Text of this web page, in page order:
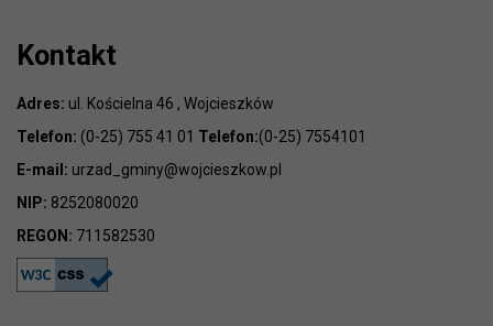
Kontakt
Adres: ul. Kościelna 46 , Wojcieszków
Telefon: (0-25) 755 41 01 Telefon:(0-25) 7554101
E-mail: urzad_gminy@wojcieszkow.pl
NIP: 8252080020
REGON: 711582530